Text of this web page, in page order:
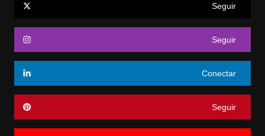
Seguir
Seguir
Conectar
Seguir